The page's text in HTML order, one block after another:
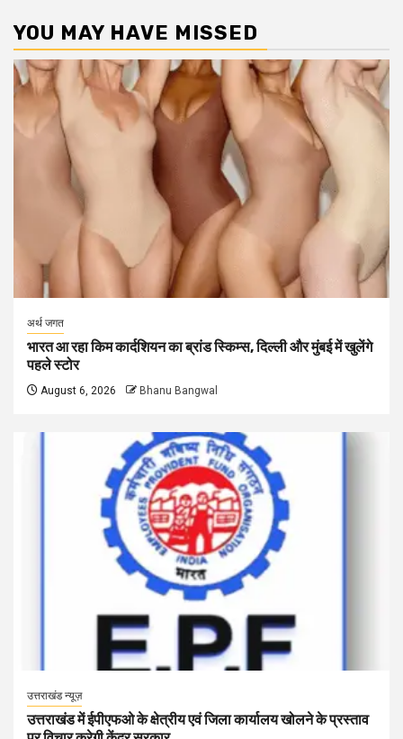
YOU MAY HAVE MISSED
अर्थ जगत
भारत आ रहा किम कार्दशियन का ब्रांड स्किम्स, दिल्ली और मुंबई में खुलेंगे
पहले स्टोर
August 6, 2026 Bhanu Bangwal
उत्तराखंड न्यूज़
उत्तराखंड में ईपीएफओ के क्षेत्रीय एवं जिला कार्यालय खोलने के प्रस्ताव